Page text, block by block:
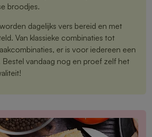
broodjes.
dagelijks vers bereid en met
Van klassieke combinaties tot
er is voor iedereen een
vandaag nog en proef zelf het